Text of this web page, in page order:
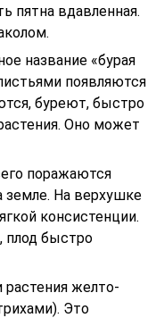
пятна вдавленная.
название «бурая
появляются
буреют, быстро
Оно может
поражаются
На верхушке
консистенции.
плод быстро
желто-
Это